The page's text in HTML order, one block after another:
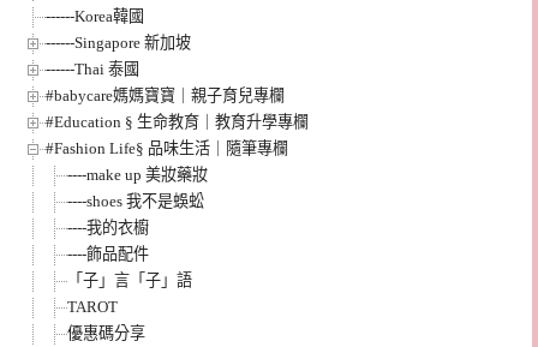
------Korea韓國
------Singapore 新加坡
------Thai 泰國
#babycare媽媽寶寶｜親子育兒專欄
#Education § 生命教育｜教育升學專欄
#Fashion Life§ 品味生活｜隨筆專欄
----make up 美妝藥妝
----shoes 我不是蜈蚣
----我的衣櫥
----飾品配件
「子」言「子」語
TAROT
優惠碼分享